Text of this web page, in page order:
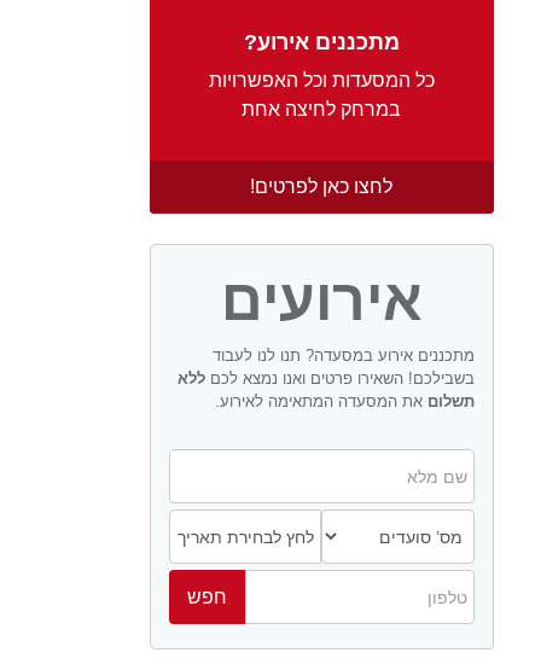
מתכננים אירוע?
כל המסעדות וכל האפשרויות
במרחק לחיצה אחת
לחצו כאן לפרטים!
אירועים
מתכננים אירוע במסעדה? תנו לנו לעבוד
בשבילכם! השאירו פרטים ואנו נמצא לכם ללא
תשלום את המסעדה המתאימה לאירוע.